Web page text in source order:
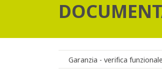
Garanzia - verifica